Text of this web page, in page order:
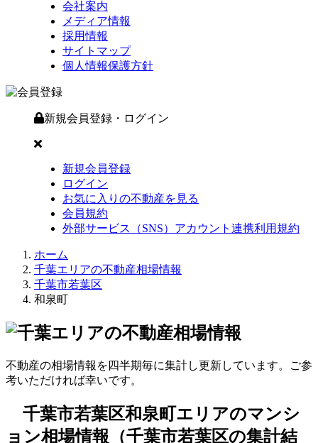
会社案内
メディア情報
採用情報
サイトマップ
個人情報保護方針
新規会員登録・ログイン
新規会員登録
ログイン
お気に入りの不動産を見る
会員規約
外部サービス（SNS）アカウント連携利用規約
ホーム
千葉エリアの不動産相場情報
千葉市若葉区
和泉町
不動産の相場情報を四半期毎に集計し更新しています。ご参
考いただければ幸いです。
千葉市若葉区和泉町エリアのマンシ
ョン相場情報（千葉市若葉区の集計結